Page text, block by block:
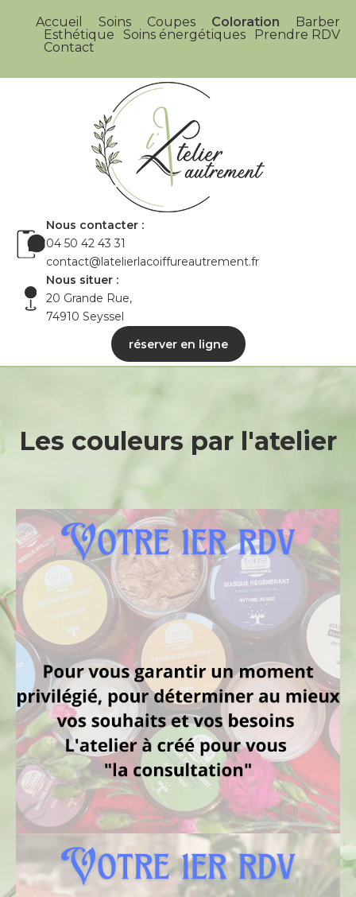
Accueil Soins Coupes Coloration
Barber
Esthétique
Soins énergétiques
Prendre RDV
Contact
Nous contacter :
04 50 42 43 31
contact@latelierlacoiffureautrement.fr
Nous situer :
20 Grande Rue,
74910 Seyssel
réserver en ligne
Les couleurs par l'atelier